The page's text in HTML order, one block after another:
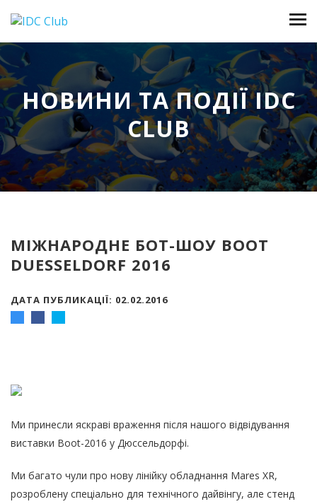
НОВИНИ ТА ПОДІЇ IDC
CLUB
МІЖНАРОДНЕ БОТ-ШОУ BOOT
DUESSELDORF 2016
ДАТА ПУБЛИКАЦІЇ: 02.02.2016
Ми принесли яскраві враження після нашого відвідування
виставки Boot-2016 у Дюссельдорфі.
Ми багато чули про нову лінійку обладнання Mares XR,
розроблену спеціально для технічного дайвінгу, але стенд